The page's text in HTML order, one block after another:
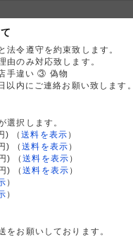
法令遵守を約束致します。
由のみ対応致します。
手違い ③ 偽物
以内にご連絡お願い致します。
選択します。
)
（送料を表示 ）
)
（送料を表示 ）
)
（送料を表示 ）
)
（送料を表示 ）
）
）
をお願いしております。